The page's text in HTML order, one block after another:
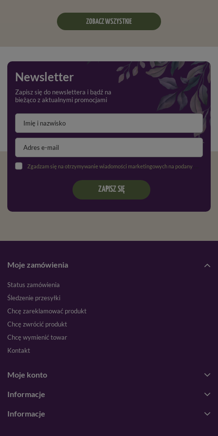
ZOBACZ WSZYSTKIE
Newsletter
Zapisz się do newslettera i bądź na
bieżąco z aktualnymi promocjami
Zgadzam się na otrzymywanie wiadomości marketingowych na podany adres e-mail oraz przetwarzanie danych osobowych zgodnie z
ZAPISZ SIĘ
Moje zamówienia
Status zamówienia
Śledzenie przesyłki
Chcę zareklamować produkt
Chcę zwrócić produkt
Chcę wymienić towar
Kontakt
Moje konto
Informacje
Informacje